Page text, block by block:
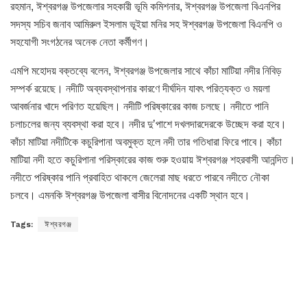
রহমান, ঈশ্বরগঞ্জ উপজেলার সহকারী ভূমি কমিশনার, ঈশ্বরগঞ্জ উপজেলা বিএনপির
সদস্য সচিব জনাব আমিরুল ইসলাম ভূইয়া মনির সহ ঈশ্বরগঞ্জ উপজেলা বিএনপি ও
সহযোগী সংগঠনের অনেক নেতা কর্মীগণ।
এমপি মহোদয় বক্তব্যে বলেন, ঈশ্বরগঞ্জ উপজেলার সাথে কাঁচা মাটিয়া নদীর নিবিড়
সম্পর্ক রয়েছে। নদীটি অব্যবস্থাপনার কারণে দীর্ঘদিন যাবৎ পরিত্যক্ত ও ময়লা
আবর্জনার খাদে পরিণত হয়েছিল। নদীটি পরিষ্কারের কাজ চলছে। নদীতে পানি
চলাচলের জন্য ব্যবস্থা করা হবে। নদীর দু’পাশে দখলদারদেরকে উচ্ছেদ করা হবে।
কাঁচা মাটিয়া নদীটিকে কচুরিপানা অবমুক্ত হলে নদী তার গতিধারা ফিরে পাবে। কাঁচা
মাটিয়া নদী হতে কচুরিপানা পরিস্কারের কাজ শুরু হওয়ায় ঈশ্বরগঞ্জ শহরবাসী আনন্দিত।
নদীতে পরিষ্কার পানি প্রবাহিত থাকলে জেলেরা মাছ ধরতে পারবে নদীতে নৌকা
চলবে। এমনকি ঈশ্বরগঞ্জ উপজেলা বাসীর বিনোদনের একটি স্থান হবে।
Tags: ঈশ্বরগঞ্জ